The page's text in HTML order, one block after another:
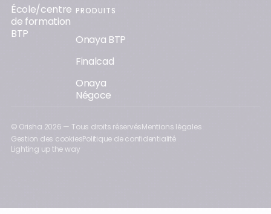
École/centre
de formation
BTP
PRODUITS
Onaya BTP
Finalcad
Onaya
Négoce
© Orisha 2026 — Tous droits réservésMentions légales
Gestion des cookiesPolitique de confidentialité
Lighting up the way